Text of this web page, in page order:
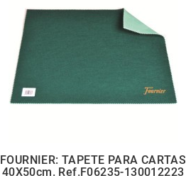
   
FOURNIER: TAPETE PARA CARTAS
40X50cm. Ref.F06235-130012223